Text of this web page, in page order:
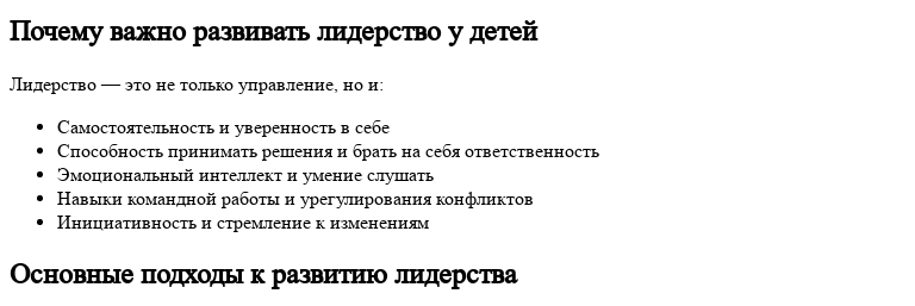
Почему важно развивать лидерство у детей
Лидерство — это не только управление, но и:
Самостоятельность и уверенность в себе
Способность принимать решения и брать на себя ответственность
Эмоциональный интеллект и умение слушать
Навыки командной работы и урегулирования конфликтов
Инициативность и стремление к изменениям
Основные подходы к развитию лидерства